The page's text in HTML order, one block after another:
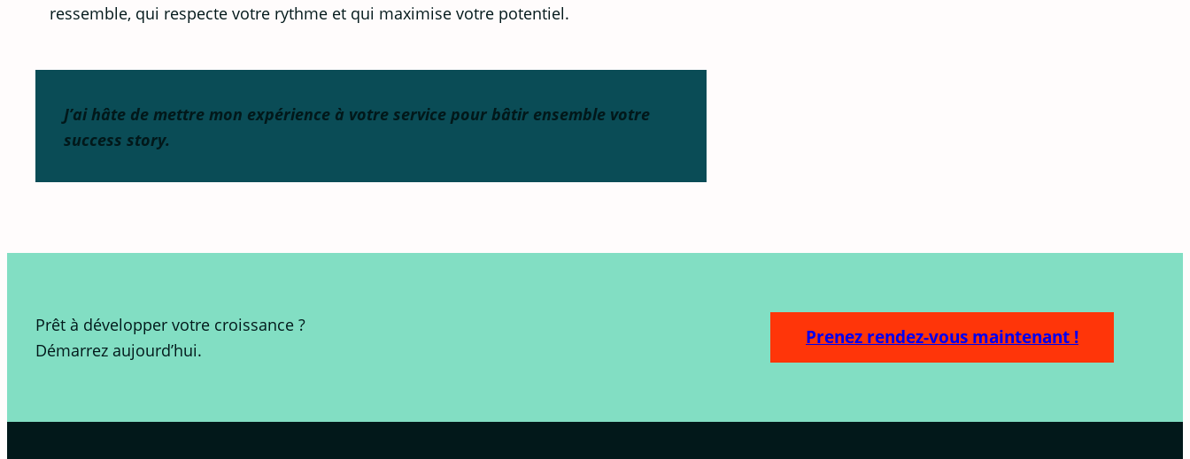
ressemble, qui respecte votre rythme et qui maximise votre potentiel.
J’ai hâte de mettre mon expérience à votre service pour bâtir ensemble votre
success story.
Prêt à développer votre croissance ?
Démarrez aujourd’hui.
Prenez rendez-vous maintenant !